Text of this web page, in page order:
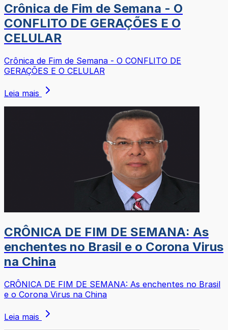
Crônica de Fim de Semana - O
CONFLITO DE GERAÇÕES E O
CELULAR
Crônica de Fim de Semana - O CONFLITO DE
GERAÇÕES E O CELULAR
Leia mais
CRÔNICA DE FIM DE SEMANA: As
enchentes no Brasil e o Corona Virus
na China
CRÔNICA DE FIM DE SEMANA: As enchentes no Brasil
e o Corona Virus na China
Leia mais